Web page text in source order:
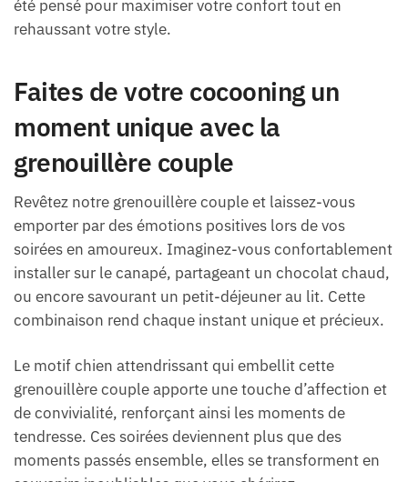
été pensé pour maximiser votre confort tout en
rehaussant votre style.
Faites de votre cocooning un
moment unique avec la
grenouillère couple
Revêtez notre grenouillère couple et laissez-vous
emporter par des émotions positives lors de vos
soirées en amoureux. Imaginez-vous confortablement
installer sur le canapé, partageant un chocolat chaud,
ou encore savourant un petit-déjeuner au lit. Cette
combinaison rend chaque instant unique et précieux.
Le motif chien attendrissant qui embellit cette
grenouillère couple apporte une touche d’affection et
de convivialité, renforçant ainsi les moments de
tendresse. Ces soirées deviennent plus que des
moments passés ensemble, elles se transforment en